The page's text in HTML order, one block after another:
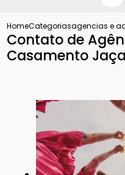
HomeCategoriasagencias e
Contato de
Casamento